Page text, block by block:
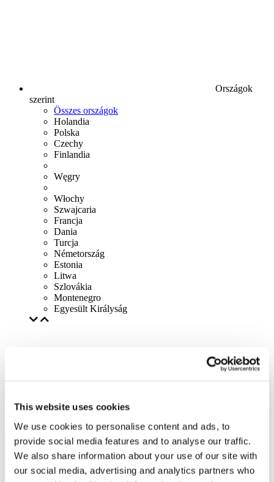
This website uses cookies
We use cookies to personalise content and ads, to
provide social media features and to analyse our traffic.
We also share information about your use of our site with
our social media, advertising and analytics partners who
Országok
szerint
Összes országok
Holandia
Polska
Czechy
Finlandia
Węgry
Włochy
Szwajcaria
Francja
Dania
Turcja
Németország
Estonia
Litwa
Szlovákia
Montenegro
Egyesült Királyság